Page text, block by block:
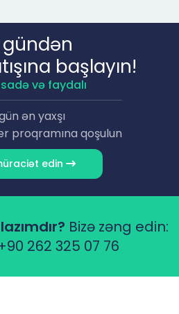
gündən
başlayın!
və faydalı
ən yaxşı
proqramına qoşulun
edin
Bizə zəng edin:
262 325 07 76